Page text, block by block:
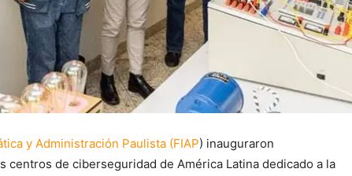
y Administración Paulista (FIAP) inauguraron
centros de ciberseguridad de América Latina dedicado a la